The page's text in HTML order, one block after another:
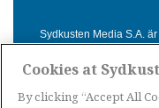
Sydkusten Media S.A.
Spanien. Genom
informationsförmedling
Cookies at
By clicking “Accept All